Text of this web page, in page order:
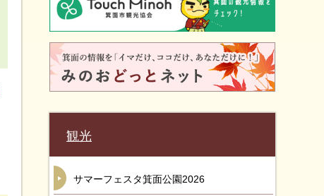
観光
サマーフェスタ箕面公園2026